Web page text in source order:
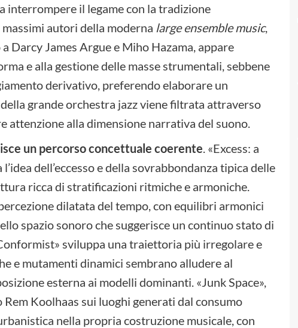
interrompere il legame con la tradizione
autori della moderna large ensemble music,
Darcy James Argue e Miho Hazama, appare
e alla gestione delle masse strumentali, sebbene
derivativo, preferendo elaborare un
grande orchestra jazz viene filtrata attraverso
attenzione alla dimensione narrativa del suono.
un percorso concettuale coerente. «Excess: a
dell’eccesso e della sovrabbondanza tipica delle
ricca di stratificazioni ritmiche e armoniche.
dilatata del tempo, con equilibri armonici
spazio sonoro che suggerisce un continuo stato di
sviluppa una traiettoria più irregolare e
e mutamenti dinamici sembrano alludere al
esterna ai modelli dominanti. «Junk Space»,
Koolhaas sui luoghi generati dal consumo
nella propria costruzione musicale, con